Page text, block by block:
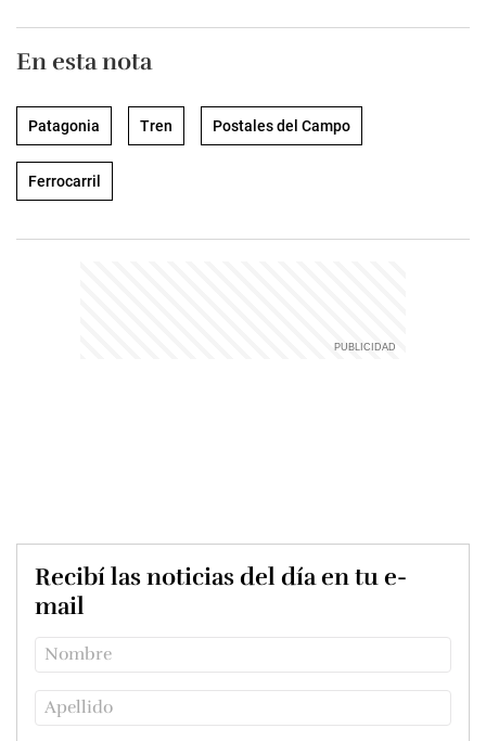
En esta nota
Patagonia Tren Postales del Campo
Ferrocarril
Recibí las noticias del día en tu e-
mail